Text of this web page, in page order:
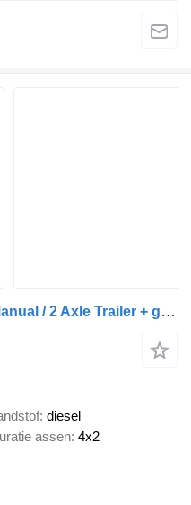
DAF XF 410 105XF Euro 5 / Manual / 2 Axle Trailer + gesloten aanhangwagen
diesel
assen 4x2